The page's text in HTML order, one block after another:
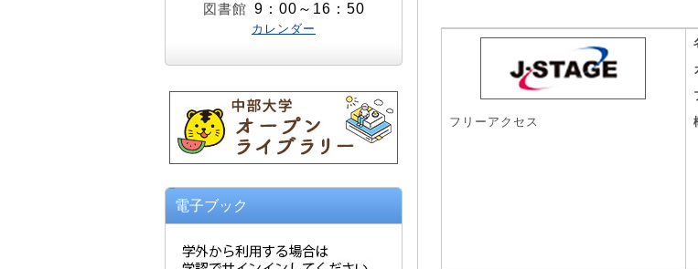
図書館 9：00～16：50
カレンダー
電子ブック
フリーアクセス